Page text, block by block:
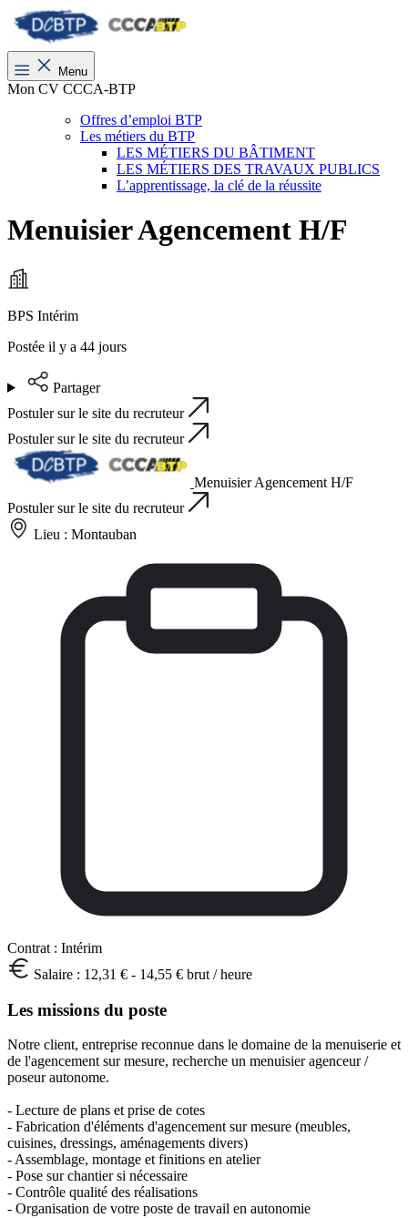
Menu
Mon CV CCCA-BTP
Offres d’emploi BTP
Les métiers du BTP
LES MÉTIERS DU BÂTIMENT
LES MÉTIERS DES TRAVAUX PUBLICS
L’apprentissage, la clé de la réussite
Menuisier Agencement H/F
BPS Intérim
Postée il y a 44 jours
Partager
Postuler sur le site du recruteur
Postuler sur le site du recruteur
Menuisier Agencement H/F
Postuler sur le site du recruteur
Lieu : Montauban
Contrat : Intérim
Salaire : 12,31 € - 14,55 € brut / heure
Les missions du poste
Notre client, entreprise reconnue dans le domaine de la menuiserie et
de l'agencement sur mesure, recherche un menuisier agenceur /
poseur autonome.
- Lecture de plans et prise de cotes
- Fabrication d'éléments d'agencement sur mesure (meubles,
cuisines, dressings, aménagements divers)
- Assemblage, montage et finitions en atelier
- Pose sur chantier si nécessaire
- Contrôle qualité des réalisations
- Organisation de votre poste de travail en autonomie